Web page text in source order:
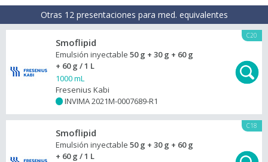
Otras 12 presentaciones para med. equivalentes
C20
Smoflipid
Emulsión inyectable 50 g + 30 g + 60 g
+ 60 g / 1 L
1000 mL
Fresenius Kabi
INVIMA 2021M-0007689-R1
C18
Smoflipid
Emulsión inyectable 50 g + 30 g + 60 g
+ 60 g / 1 L